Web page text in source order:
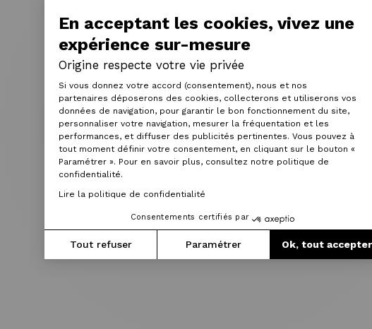
En acceptant les cookies, vivez une
expérience sur-mesure
Origine respecte votre vie privée
Plateforme de Gestion du
Si vous donnez votre accord (consentement), nous et nos
partenaires déposerons des cookies, collecterons et utiliserons vos
données de navigation, pour garantir le bon fonctionnement du site,
personnaliser votre navigation, mesurer la fréquentation et les
performances, et diffuser des publicités pertinentes. Vous pouvez à
tout moment définir votre consentement, en cliquant sur le bouton «
Paramétrer ». Pour en savoir plus, consultez notre politique de
confidentialité.
Lire la politique de confidentialité
Consentements certifiés par
Tout refuser Paramétrer Ok, tout accepter
Axeptio consent